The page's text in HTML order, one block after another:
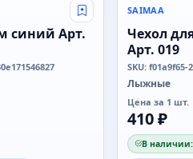
Свой оптовый прайс
синий Арт.
SAIMAA
Чехол
Арт. 019
SKU: f01a9f65-
Лыжные
Цена за 1 шт.
410 ₽
В